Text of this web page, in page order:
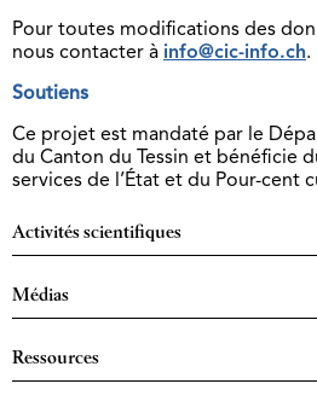
Pour toutes modifications des
nous contacter à info@cic-info.ch.
Soutiens
Ce projet est mandaté par le
du Canton du Tessin et bénéficie
services de l’État et du Pour-cent
Activités scientifiques
Médias
Ressources